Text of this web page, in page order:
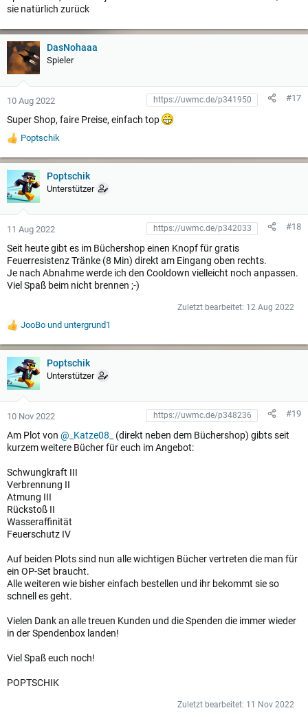
sie natürlich zurück
DasNohaaa
Spieler
10 Aug 2022 #17
Super Shop, faire Preise, einfach top
W
r
u
n
n
Poptschik
Poptschik
Unterstützer
11 Aug 2022 #18
Seit heute gibt es im Büchershop einen Knopf für gratis
Feuerresistenz Tränke (8 Min) direkt am Eingang oben rechts.
Je nach Abnahme werde ich den Cooldown vielleicht noch anpassen.
Viel Spaß beim nicht brennen ;-)
Zuletzt bearbeitet: 12 Aug 2022
W
r
u
n
n
JooBo und untergrund1
Poptschik
Unterstützer
10 Nov 2022 #19
Am Plot von @_Katze08_
(direkt neben dem Büchershop) gibts seit
kurzem weitere Bücher für euch im Angebot:
Schwungkraft III
Verbrennung II
Atmung III
Rückstoß II
Wasseraffinität
Feuerschutz IV
Auf beiden Plots sind nun alle wichtigen Bücher vertreten die man für
ein OP-Set braucht.
Alle weiteren wie bisher einfach bestellen und ihr bekommt sie so
schnell es geht.
Vielen Dank an alle treuen Kunden und die Spenden die immer wieder
in der Spendenbox landen!
Viel Spaß euch noch!
POPTSCHIK
Zuletzt bearbeitet: 11 Nov 2022